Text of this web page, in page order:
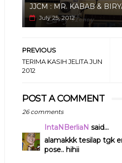
JJCM : MR. KABAB &
July 25, 2012
PREVIOUS
TERIMA KASIH JELITA JUN
2012
POST A COMMENT
26 comments
IntaNBerliaN said...
alamakkk tesilap tgk
pose.. hihii